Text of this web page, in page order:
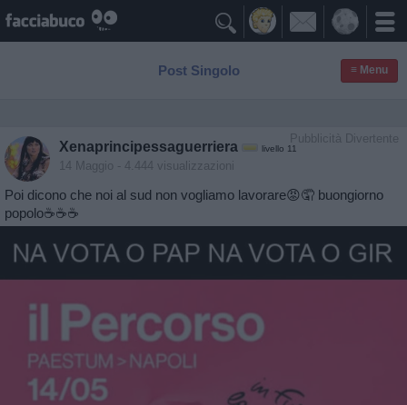

Post Singolo ≡ Menu
Pubblicità Divertente
Xenaprincipessaguerriera livello 11
14 Maggio - 4.444 visualizzazioni
Poi dicono che noi al sud non vogliamo lavorare😡🤦 buongiorno
popolo☕☕☕